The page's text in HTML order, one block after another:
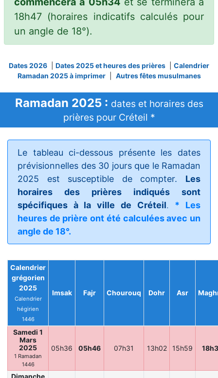
18h47 (horaires indicatifs calculés pour
un angle de 18°).
Dates 2026 Dates 2025 et heures des prières
Calendrier
Ramadan 2025 à imprimer
Autres fêtes musulmanes
Ramadan 2025 : dates et horaires des
prières pour Créteil *
Le tableau ci-dessous présente les dates
prévisionnelles des 30 jours que le Ramadan
2025 est susceptible de compter.
Les
horaires des prières indiqués sont
spécifiques à la ville de Créteil. * Les
heures de prière ont été calculées avec un
angle de 18°.
Calendrier
grégorien
2025
Calendrier
hégirien
1446
Imsak Fajr Chourouq Dohr Asr
Samedi 1
Mars
2025
1 Ramadan
1446
05h36 05h46 07h31 13h02 15h59